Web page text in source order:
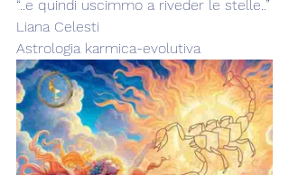
“..e quindi uscimmo a riveder le stelle..”
Liana Celesti
Astrologia karmica-evolutiva